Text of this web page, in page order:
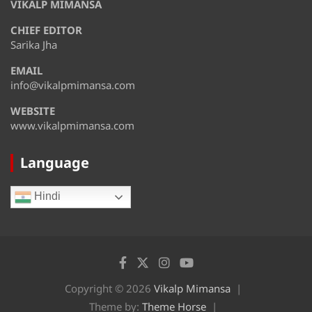
Thursday
August 14
Friday
August 15
Saturday
VIKALP MIMANSA
CHIEF EDITOR
Sarika Jha
EMAIL
info@vikalpmimansa.com
WEBSITE
www.vikalpmimansa.com
Language
Hindi
Copyright © 2026 Vikalp Mimansa
Theme by: Theme Horse